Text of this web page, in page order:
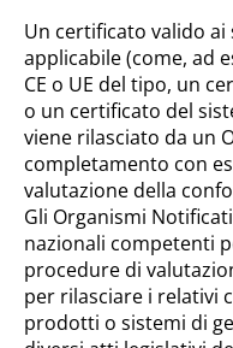
Un certificato valido ai
applicabile (come, ad
CE o UE del tipo, un
o un certificato del
viene rilasciato da un
completamento con
valutazione della
Gli Organismi
nazionali competenti
procedure di
per rilasciare i relativi
prodotti o sistemi di